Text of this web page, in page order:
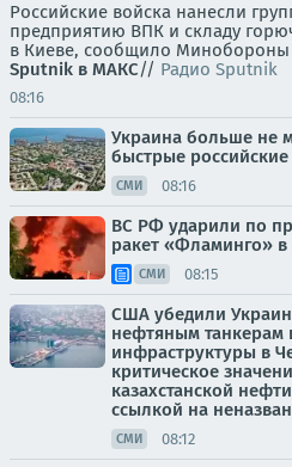
Российские войска нанесли
предприятию ВПК и складу
в Киеве, сообщило Минобороны
Sputnik в МАКС// Радио Sputnik
08:16
Украина больше не
быстрые
СМИ 08:16
ВС РФ ударили по
ракет «Фламинго» в
СМИ 08:15
США убедили
нефтяным танкерам
инфраструктуры в
критическое
казахстанской
ссылкой на
СМИ 08:12